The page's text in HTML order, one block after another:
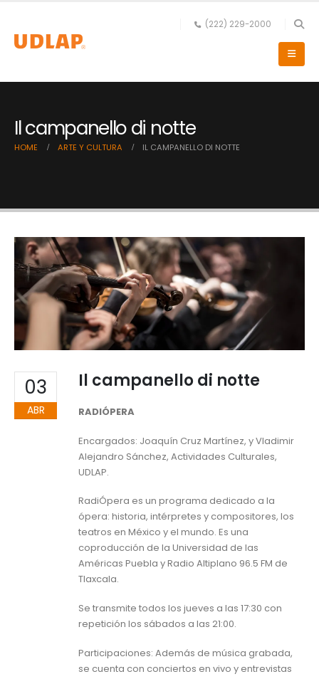
(222) 229-2000
Il campanello di notte
HOME ARTE Y CULTURA IL CAMPANELLO DI NOTTE
03
ABR
Il campanello di notte
RADIÓPERA
Encargados: Joaquín Cruz Martínez, y Vladimir
Alejandro Sánchez, Actividades Culturales,
UDLAP.
RadiÓpera es un programa dedicado a la
ópera: historia, intérpretes y compositores, los
teatros en México y el mundo. Es una
coproducción de la Universidad de las
Américas Puebla y Radio Altiplano 96.5 FM de
Tlaxcala.
Se transmite todos los jueves a las 17:30 con
repetición los sábados a las 21:00.
Participaciones: Además de música grabada,
se cuenta con conciertos en vivo y entrevistas